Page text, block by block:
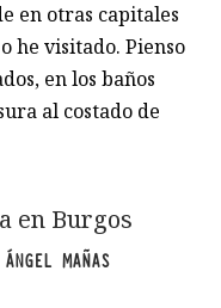
en otras capitales
he visitado. Pienso
en los baños
al costado de
en Burgos
MAÑAS